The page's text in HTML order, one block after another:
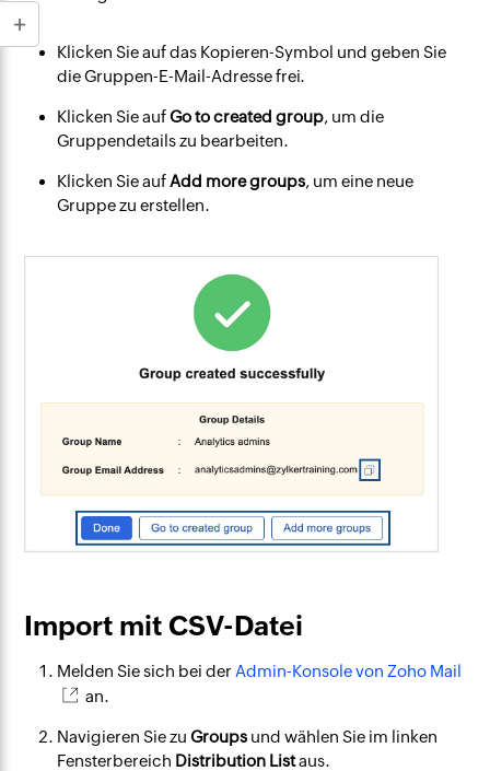
Klicken Sie auf das Kopieren-Symbol und geben Sie
die Gruppen-E-Mail-Adresse frei.
Klicken Sie aufGo to created group, um die
Gruppendetails zu bearbeiten.
Klicken Sie aufAdd more groups, um eine neue
Gruppe zu erstellen.
Import mit CSV-Datei
Melden Sie sich bei der Admin-Konsole von Zoho Mail
an.
Navigieren Sie zuGroups und wählen Sie im linken
Fensterbereich Distribution Listaus.